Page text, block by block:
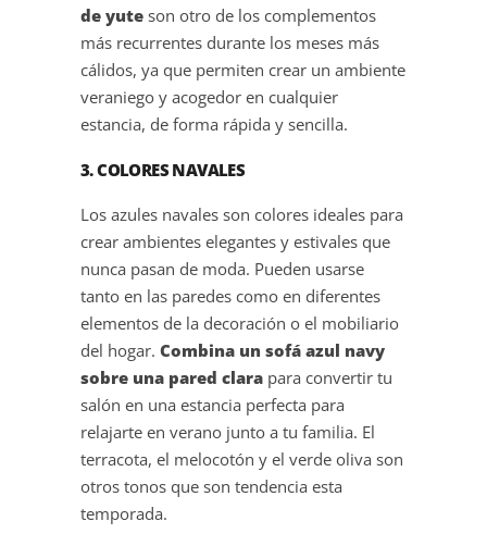
de yute son otro de los complementos
más recurrentes durante los meses más
cálidos, ya que permiten crear un ambiente
veraniego y acogedor en cualquier
estancia, de forma rápida y sencilla.
3. COLORES NAVALES
Los azules navales son colores ideales para
crear ambientes elegantes y estivales que
nunca pasan de moda. Pueden usarse
tanto en las paredes como en diferentes
elementos de la decoración o el mobiliario
del hogar. Combina un sofá azul navy
sobre una pared clara para convertir tu
salón en una estancia perfecta para
relajarte en verano junto a tu familia. El
terracota, el melocotón y el verde oliva son
otros tonos que son tendencia esta
temporada.